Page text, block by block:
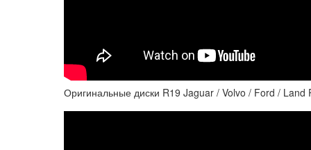
Оригинальные диски R19 Jaguar / Volvo / Ford / Land